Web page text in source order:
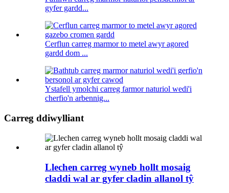
gyfer gardd...
Cerflun carreg marmor to metel awyr agored
gardd dom ...
Ystafell ymolchi carreg farmor naturiol wedi'i
cherfio'n arbennig...
Carreg ddiwylliant
Llechen carreg wyneb hollt mosaig
claddi wal ar gyfer cladin allanol tŷ